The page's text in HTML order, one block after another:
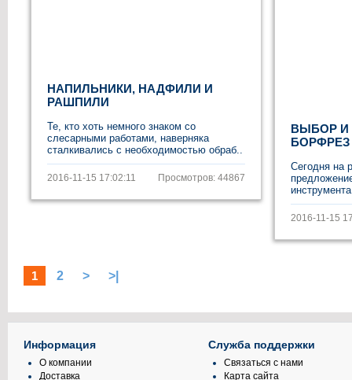
НАПИЛЬНИКИ, НАДФИЛИ И
РАШПИЛИ
Те, кто хоть немного знаком со
слесарными работами, наверняка
сталкивались с необходимостью обраб..
2016-11-15 17:02:11 Просмотров: 44867
ВЫБОР И
БОРФРЕЗ
Сегодня на
2016-11-15
1 2 > >|
Информация
О компании
Доставка
Служба поддержки
Связаться с нами
Карта сайта